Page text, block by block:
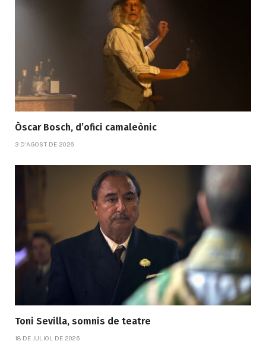
Òscar Bosch, d’ofici camaleònic
3 D'AGOST DE 2026
Toni Sevilla, somnis de teatre
18 DE JULIOL DE 2026